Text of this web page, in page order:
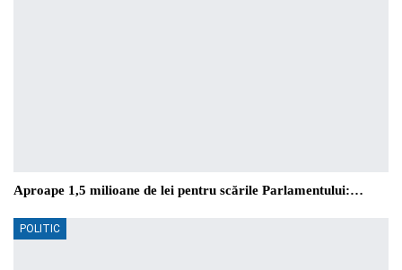
Aproape 1,5 milioane de lei pentru scările Parlamentului:…
POLITIC